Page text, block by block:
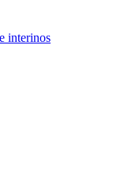
interinos